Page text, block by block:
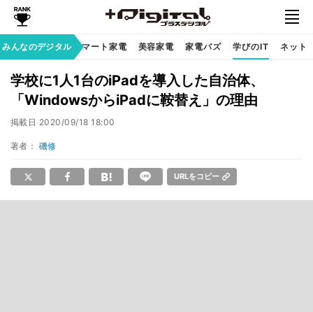
みんなのデジタル
族のデジタル スマート家電 美容家電 家電バズ 学びのIT ネット
学校に1人1台のiPadを導入した自治体、
「WindowsからiPadに鞍替え」の理由
掲載日 2020/09/18 18:00
著者： 磯修
URLをコピー